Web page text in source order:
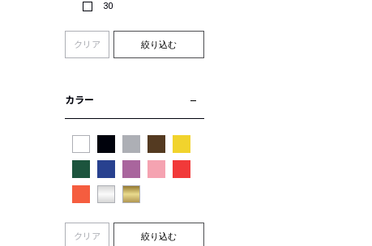
30
クリア 絞り込む
カラー
クリア 絞り込む